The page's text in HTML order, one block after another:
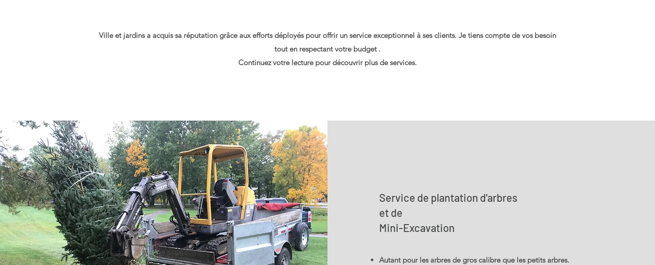
Ville et jardins a acquis sa réputation grâce aux efforts déployés pour offrir un service exceptionnel à ses clients. Je tiens compte de vos besoin
tout en respectant votre budget .
Continuez votre lecture pour découvrir plus de services.
Service de plantation d'arbres
et de
Mini-Excavation
Autant pour les arbres de gros calibre que les petits arbres.